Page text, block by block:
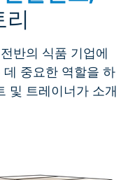
리
반의 식품 기업에
중요한 역할을 하
및 트레이너가 소개